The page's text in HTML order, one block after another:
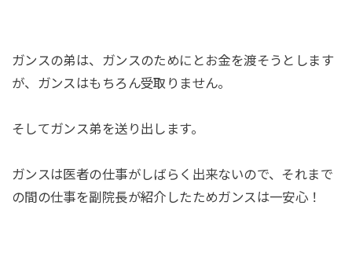
ガンスの弟は、ガンスのためにとお金を渡そうとします
が、ガンスはもちろん受取りません。
そしてガンス弟を送り出します。
ガンスは医者の仕事がしばらく出来ないので、それまで
の間の仕事を副院長が紹介したためガンスは一安心！